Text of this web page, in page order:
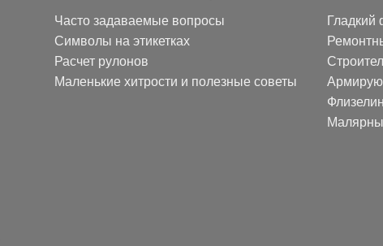
Часто задаваемые вопросы
Символы на этикетках
Расчет рулонов
Маленькие хитрости и полезные советы
Гладкий